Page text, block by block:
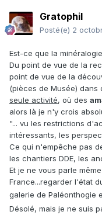
Gratophil
Posté(e) 2
Est-ce que la
Du point de vue de la
point de vue de la
(pièces de Musée) dans
seule activité, où des
alors là je n'y crois
"... vu les restrictions
intéressants, les
Ce qui n'empêche pas
les chantiers DDE, les
Et je ne vous parle
France...regarder l'état
galerie de Paléonthogie
Désolé, mais je ne suis